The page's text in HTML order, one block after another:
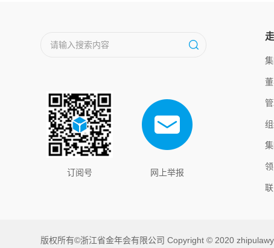
订阅号 网上举报
版权所有©浙江省金年会有限公司 Copyright © 2020